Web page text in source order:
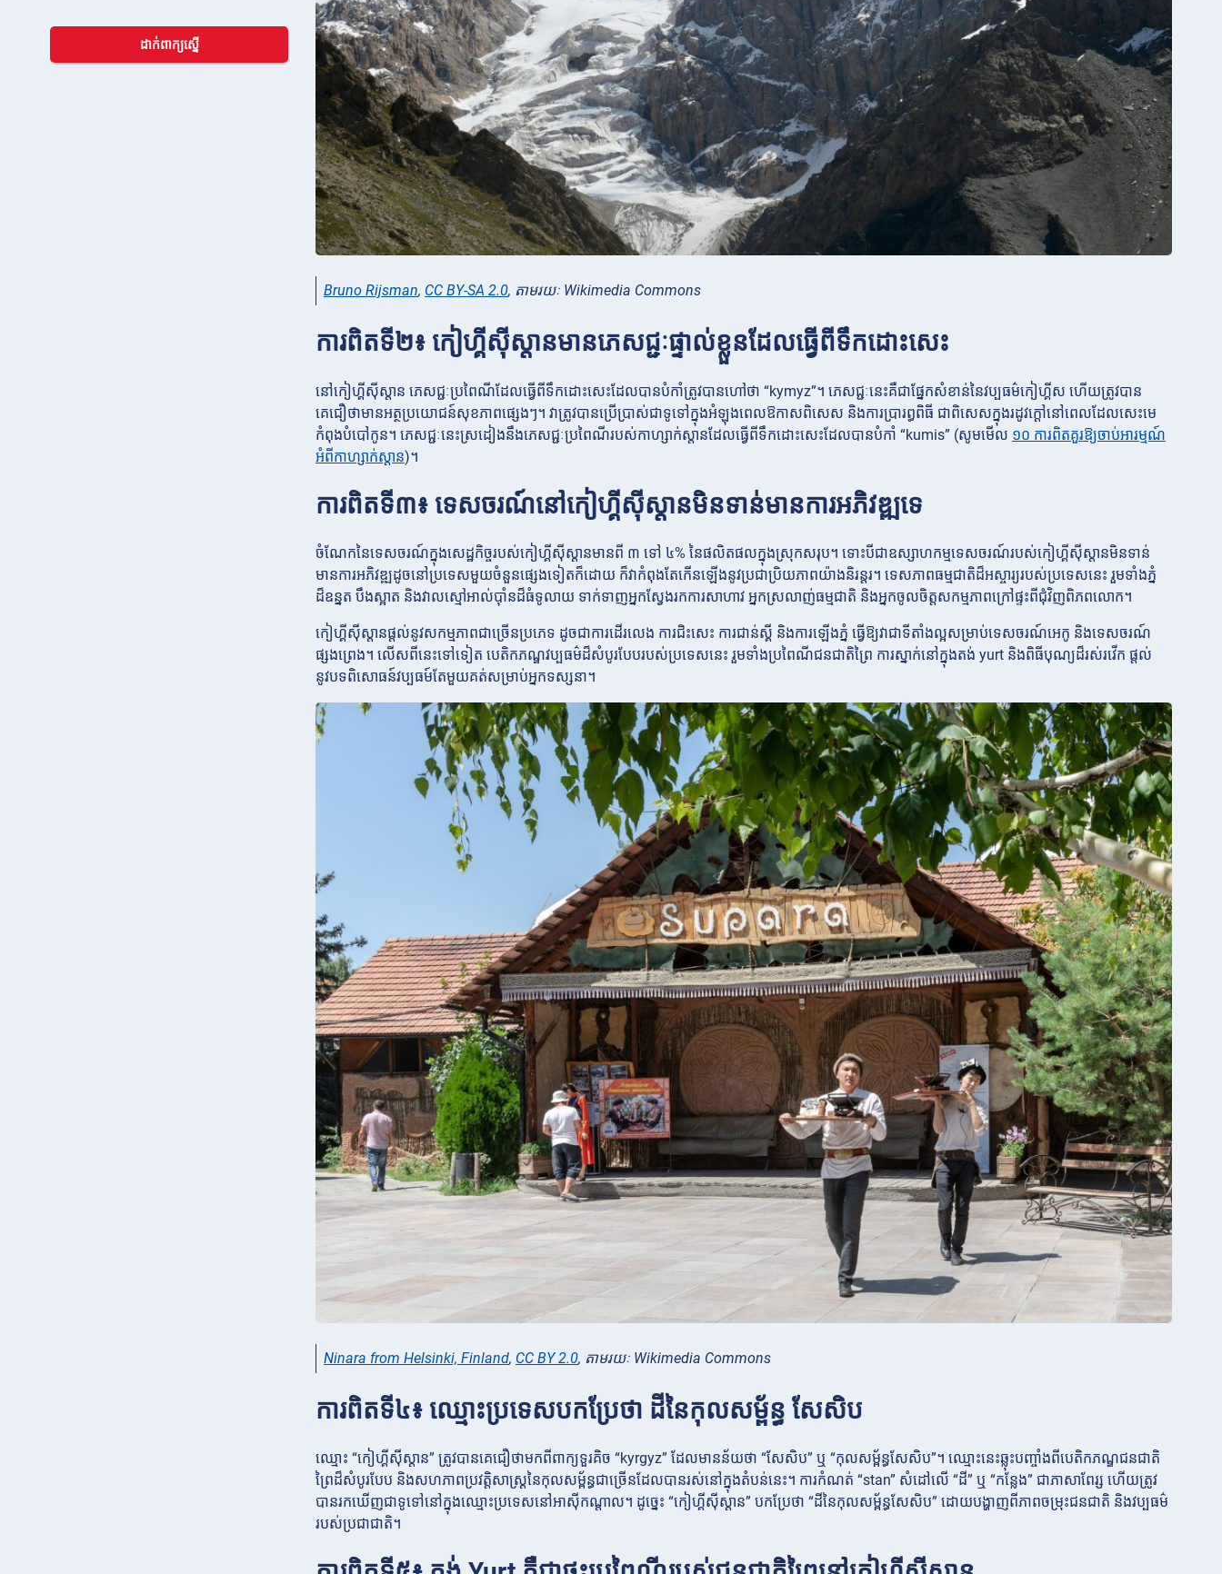
ដាក់ពាក្យស្នើ
Bruno Rijsman, CC BY-SA 2.0, តាមរយៈ Wikimedia Commons
ការពិតទី២៖ កៀហ្គីស៊ីស្តានមានភេសជ្ជៈផ្ទាល់ខ្លួនដែលធ្វើពីទឹកដោះសេះ
នៅកៀហ្គីស៊ីស្តាន ភេសជ្ជៈប្រពៃណីដែលធ្វើពីទឹកដោះសេះដែលបានបំកាំត្រូវបានហៅថា “kymyz”។ ភេសជ្ជៈនេះគឺជាផ្នែកសំខាន់នៃវប្បធម៌កៀហ្គីស ហើយត្រូវបាន
គេជឿថាមានអត្ថប្រយោជន៍សុខភាពផ្សេងៗ។ វាត្រូវបានប្រើប្រាស់ជាទូទៅក្នុងអំឡុងពេលឱកាសពិសេស និងការប្រារព្ធពិធី ជាពិសេសក្នុងរដូវក្តៅនៅពេលដែលសេះមេ
កំពុងបំបៅកូន។ ភេសជ្ជៈនេះស្រដៀងនឹងភេសជ្ជៈប្រពៃណីរបស់កាហ្សាក់ស្តានដែលធ្វើពីទឹកដោះសេះដែលបានបំកាំ “kumis” (សូមមើល ១០ ការពិតគួរឱ្យចាប់អារម្មណ៍
អំពីកាហ្សាក់ស្តាន)។
ការពិតទី៣៖ ទេសចរណ៍នៅកៀហ្គីស៊ីស្តានមិនទាន់មានការអភិវឌ្ឍទេ
ចំណែកនៃទេសចរណ៍ក្នុងសេដ្ឋកិច្ចរបស់កៀហ្គីស៊ីស្តានមានពី ៣ ទៅ ៤% នៃផលិតផលក្នុងស្រុកសរុប។ ទោះបីជាឧស្សាហកម្មទេសចរណ៍របស់កៀហ្គីស៊ីស្តានមិនទាន់
មានការអភិវឌ្ឍដូចនៅប្រទេសមួយចំនួនផ្សេងទៀតក៏ដោយ ក៏វាកំពុងតែកើនឡើងនូវប្រជាប្រិយភាពយ៉ាងនិរន្តរ។ ទេសភាពធម្មជាតិដ៏អស្ចារ្យរបស់ប្រទេសនេះ រួមទាំងភ្នំ
ដ៏ឧន្នត បឹងស្អាត និងវាលស្មៅអាល់ប៉ាំនដ៏ធំទូលាយ ទាក់ទាញអ្នកស្វែងរកការសាហាវ អ្នកស្រលាញ់ធម្មជាតិ និងអ្នកចូលចិត្តសកម្មភាពក្រៅផ្ទះពីជុំវិញពិភពលោក។
កៀហ្គីស៊ីស្តានផ្តល់នូវសកម្មភាពជាច្រើនប្រភេទ ដូចជាការដើរលេង ការជិះសេះ ការជាន់ស្គី និងការឡើងភ្នំ ធ្វើឱ្យវាជាទីតាំងល្អសម្រាប់ទេសចរណ៍អេកូ និងទេសចរណ៍
ផ្សងព្រេង។ លើសពីនេះទៅទៀត បេតិកភណ្ឌវប្បធម៌ដ៏សំបូរបែបរបស់ប្រទេសនេះ រួមទាំងប្រពៃណីជនជាតិព្រៃ ការស្នាក់នៅក្នុងតង់ yurt និងពិធីបុណ្យដ៏រស់រវើក ផ្តល់
នូវបទពិសោធន៍វប្បធម៍តែមួយគត់សម្រាប់អ្នកទស្សនា។
Ninara from Helsinki, Finland, CC BY 2.0, តាមរយៈ Wikimedia Commons
ការពិតទី៤៖ ឈ្មោះប្រទេសបកប្រែថា ដីនៃកុលសម្ព័ន្ធ សែសិប
ឈ្មោះ “កៀហ្គីស៊ីស្តាន” ត្រូវបានគេជឿថាមកពីពាក្យទួរគិច “kyrgyz” ដែលមានន័យថា “សែសិប” ឬ “កុលសម្ព័ន្ធសែសិប”។ ឈ្មោះនេះឆ្លុះបញ្ចាំងពីបេតិកភណ្ឌជនជាតិ
ព្រៃដ៏សំបូរបែប និងសហភាពប្រវត្តិសាស្ត្រនៃកុលសម្ព័ន្ធជាច្រើនដែលបានរស់នៅក្នុងតំបន់នេះ។ ការកំណត់ “stan” សំដៅលើ “ដី” ឬ “កន្លែង” ជាភាសាពែរ្ស ហើយត្រូវ
បានរកឃើញជាទូទៅនៅក្នុងឈ្មោះប្រទេសនៅអាស៊ីកណ្តាល។ ដូច្នេះ “កៀហ្គីស៊ីស្តាន” បកប្រែថា “ដីនៃកុលសម្ព័ន្ធសែសិប” ដោយបង្ហាញពីភាពចម្រុះជនជាតិ និងវប្បធម៌
របស់ប្រជាជាតិ។